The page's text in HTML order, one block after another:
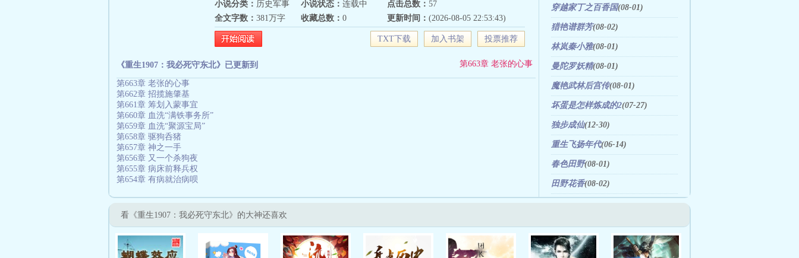
他等了许久的电话。“报告，鬼子开始行动了，我军当如何应对？”“给我……狠狠地
打。”..............................作者：本书将结合正史野史进行演绎，主角从青马坎二当家
到管带，再到统领、师长、军团长，最后成为奉军大帅，从军阀混战到全面抗战，驰
骋东北黑土，深入京沪敌巢，时间跨越几十年。部分历史人名和事件会有所调整，望
诸位多多包涵，本人定持续更新，带给诸位一个还可以的故事。个人能力有限，多多
小说分类： 历史军事 小说状态： 连载中 点击总数： 57
全文字数： 381万字 收藏总数： 0 更新时间： (2026-08-05 22:53:43)
TXT下载 加入书架 投票推荐
《重生1907：我必死守东北》已更新到 第663章 老张的心事
第663章 老张的心事
第662章 招揽施肇基
第661章 筹划入蒙事宜
第660章 血洗“满铁事务所”
第659章 血洗“聚源宝局”
第658章 驱狗呑猪
第657章 神之一手
第656章 又一个杀狗夜
第655章 病床前释兵权
第654章 有病就治病呗
穿越家丁之百香国(08-01)
猎艳谱群芳(08-02)
林岚秦小雅(08-01)
曼陀罗妖精(08-01)
魔艳武林后宫传(08-01)
坏蛋是怎样炼成的2(07-27)
独步成仙(12-30)
重生飞扬年代(06-14)
春色田野(08-01)
田野花香(08-02)
看《重生1907：我必死守东北》的大神还喜欢